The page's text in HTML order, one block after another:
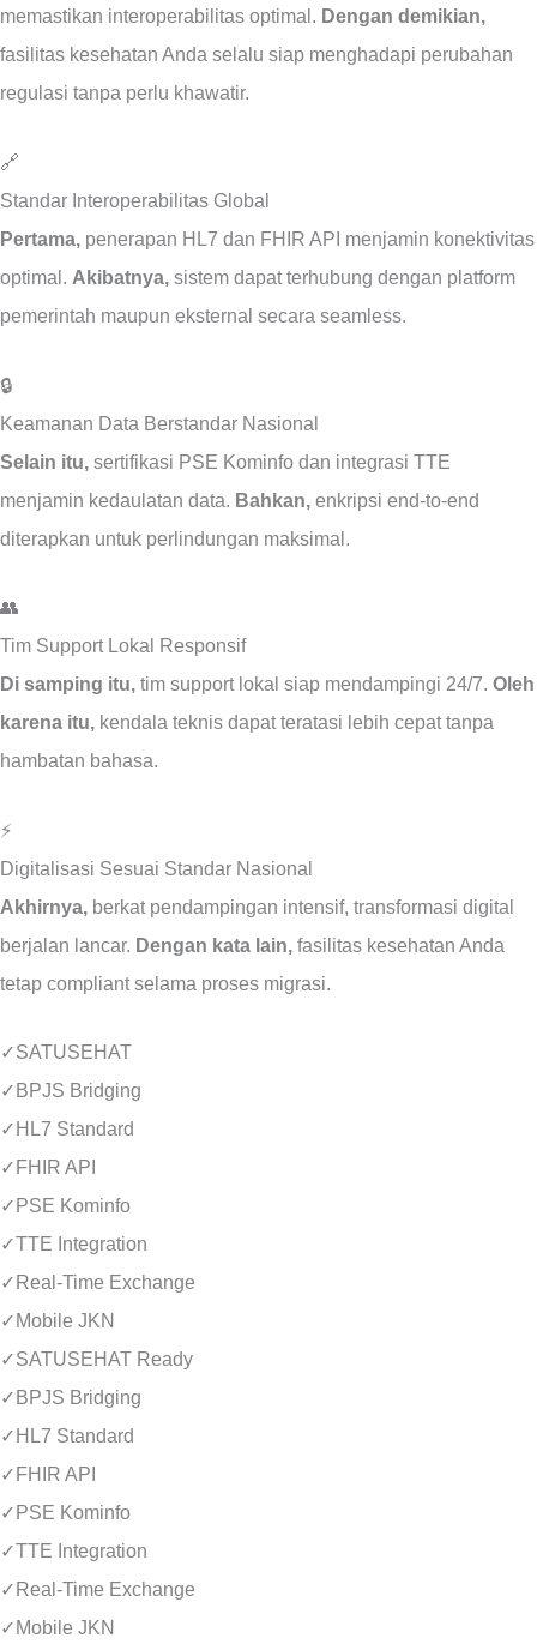
memastikan interoperabilitas optimal. Dengan demikian,
fasilitas kesehatan Anda selalu siap menghadapi perubahan
regulasi tanpa perlu khawatir.
🔗
Standar Interoperabilitas Global
Pertama, penerapan HL7 dan FHIR API menjamin konektivitas
optimal. Akibatnya, sistem dapat terhubung dengan platform
pemerintah maupun eksternal secara seamless.
🔒
Keamanan Data Berstandar Nasional
Selain itu, sertifikasi PSE Kominfo dan integrasi TTE
menjamin kedaulatan data. Bahkan, enkripsi end-to-end
diterapkan untuk perlindungan maksimal.
👥
Tim Support Lokal Responsif
Di samping itu, tim support lokal siap mendampingi 24/7. Oleh
karena itu, kendala teknis dapat teratasi lebih cepat tanpa
hambatan bahasa.
⚡
Digitalisasi Sesuai Standar Nasional
Akhirnya, berkat pendampingan intensif, transformasi digital
berjalan lancar. Dengan kata lain, fasilitas kesehatan Anda
tetap compliant selama proses migrasi.
✓SATUSEHAT
✓ BPJS Bridging
✓ HL7 Standard
✓ FHIR API
✓ PSE Kominfo
✓TTE Integration
✓ Real-Time Exchange
✓ Mobile JKN
✓SATUSEHAT Ready
✓ BPJS Bridging
✓ HL7 Standard
✓ FHIR API
✓ PSE Kominfo
✓TTE Integration
✓ Real-Time Exchange
✓ Mobile JKN